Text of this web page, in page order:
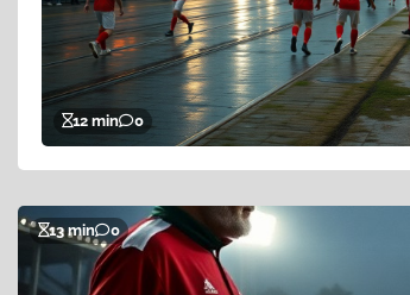
12 min 0
13 min 0